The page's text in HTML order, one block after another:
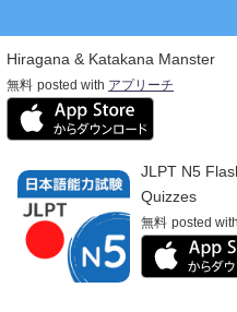
Hiragana & Katakana Manster
無料 posted with アプリーチ
JLPT N5
Quizzes
無料 posted with